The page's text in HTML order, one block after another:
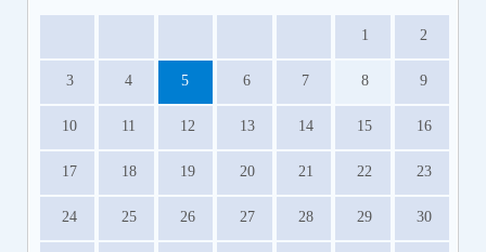
1 2
3 4 5 6 7 8 9
10 11 12 13 14 15 16
17 18 19 20 21 22 23
24 25 26 27 28 29 30